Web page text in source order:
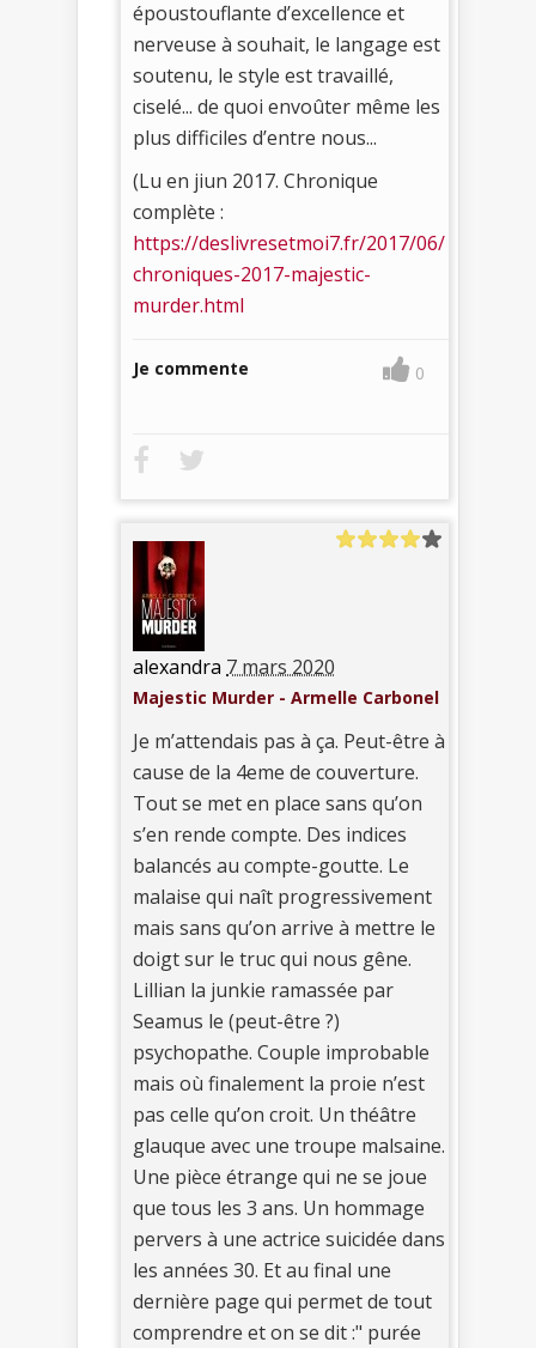
époustouflante d’excellence et
nerveuse à souhait, le langage est
soutenu, le style est travaillé,
ciselé... de quoi envoûter même les
plus difficiles d’entre nous...
(Lu en jiun 2017. Chronique
complète :
https://deslivresetmoi7.fr/2017/06/
chroniques-2017-majestic-
murder.html
Je commente 0
alexandra 7 mars 2020
Majestic Murder - Armelle Carbonel
Je m’attendais pas à ça. Peut-être à
cause de la 4eme de couverture.
Tout se met en place sans qu’on
s’en rende compte. Des indices
balancés au compte-goutte. Le
malaise qui naît progressivement
mais sans qu’on arrive à mettre le
doigt sur le truc qui nous gêne.
Lillian la junkie ramassée par
Seamus le (peut-être ?)
psychopathe. Couple improbable
mais où finalement la proie n’est
pas celle qu’on croit. Un théâtre
glauque avec une troupe malsaine.
Une pièce étrange qui ne se joue
que tous les 3 ans. Un hommage
pervers à une actrice suicidée dans
les années 30. Et au final une
dernière page qui permet de tout
comprendre et on se dit :" purée